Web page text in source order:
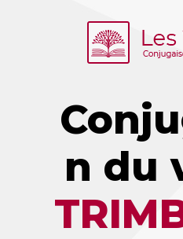
n du